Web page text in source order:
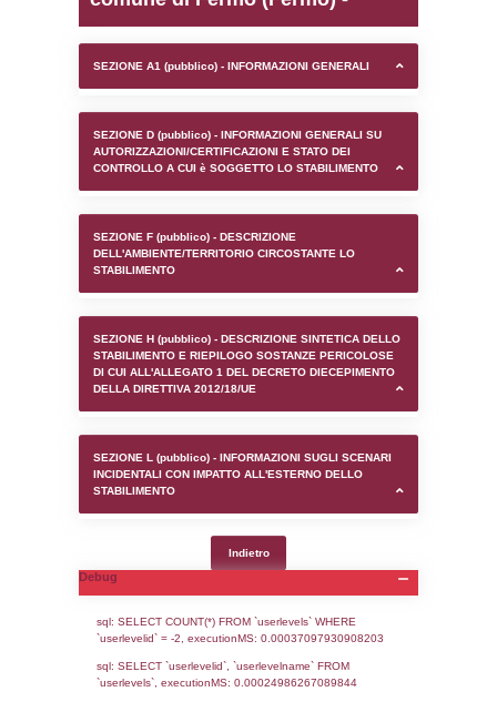
sql: SELECT `tablename`, `userlevelid`,
`userlevelpermissions` WHERE `userlevelid`
executionMS: 0.0010209083557129
Stabilimento EDISON
comune di Fermo
SEZIONE A1 (pubblico) - INFORMAZIONI
SEZIONE D (pubblico) - INFORMAZIONI
AUTORIZZAZIONI/CERTIFICAZIONI E
CONTROLLO A CUI è SOGGETTO LO
SEZIONE F (pubblico) - DESCRIZIONE
DELL'AMBIENTE/TERRITORIO